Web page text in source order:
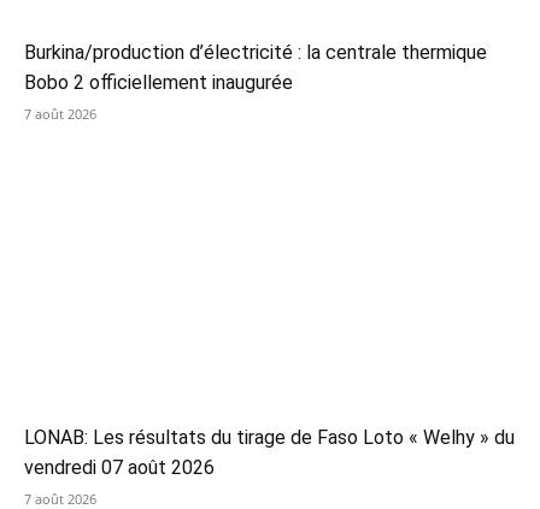
Burkina/production d’électricité : la centrale thermique
Bobo 2 officiellement inaugurée
7 août 2026
LONAB: Les résultats du tirage de Faso Loto « Welhy » du
vendredi 07 août 2026
7 août 2026